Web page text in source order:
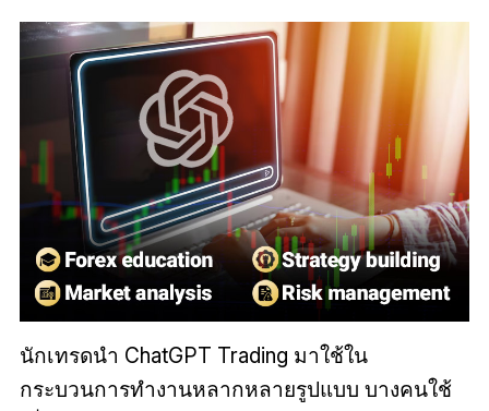
นักเทรดนำ ChatGPT Trading มาใช้ใน
กระบวนการทำงานหลากหลายรูปแบบ บางคนใช้